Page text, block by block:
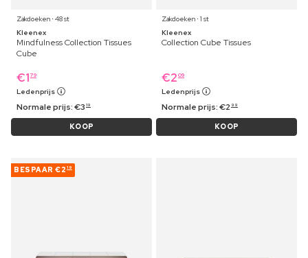
Zakdoeken ⋅ 48 st
Kleenex
Mindfulness Collection Tissues
Cube
€1 79
Ledenprijs
Normale prijs:€3 19
KOOP
Zakdoeken ⋅ 1 st
Kleenex
Collection Cube Tissues
€2 09
Ledenprijs
Normale prijs:€2 99
KOOP
BESPAAR €2 19